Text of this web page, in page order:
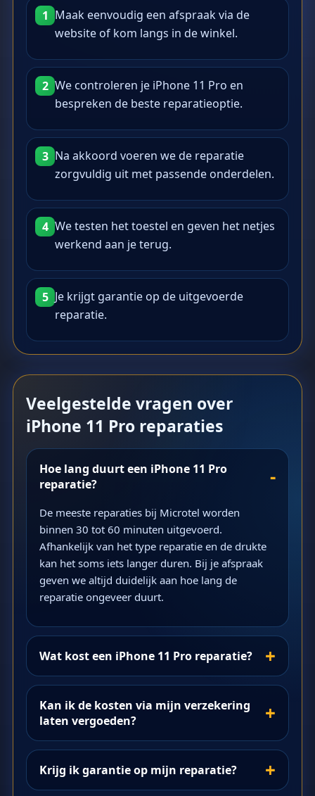
1 Maak eenvoudig een afspraak via de
website of kom langs in de winkel.
2 We controleren je iPhone 11 Pro en
bespreken de beste reparatieoptie.
3 Na akkoord voeren we de reparatie
zorgvuldig uit met passende onderdelen.
4 We testen het toestel en geven het netjes
werkend aan je terug.
5 Je krijgt garantie op de uitgevoerde
reparatie.
Veelgestelde vragen over
iPhone 11 Pro reparaties
Hoe lang duurt een iPhone 11 Pro
reparatie?
De meeste reparaties bij Microtel worden
binnen 30 tot 60 minuten uitgevoerd.
Afhankelijk van het type reparatie en de drukte
kan het soms iets langer duren. Bij je afspraak
geven we altijd duidelijk aan hoe lang de
reparatie ongeveer duurt.
Wat kost een iPhone 11 Pro reparatie?
Kan ik de kosten via mijn verzekering
laten vergoeden?
Krijg ik garantie op mijn reparatie?